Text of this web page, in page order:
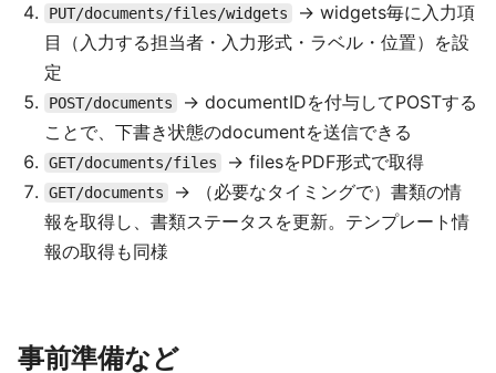
PUT/documents/files/widgets
→ widgets毎に入力項
目（入力する担当者・入力形式・ラベル・位置）を設
定
POST/documents
→ documentIDを付与してPOSTする
ことで、下書き状態のdocumentを送信できる
GET/documents/files → filesをPDF形式で取得
GET/documents
→ （必要なタイミングで）書類の情
報を取得し、書類ステータスを更新。テンプレート情
報の取得も同様
事前準備など